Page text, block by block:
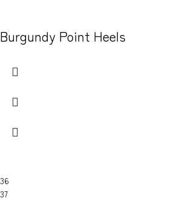
Burgundy Point Heels
36
37